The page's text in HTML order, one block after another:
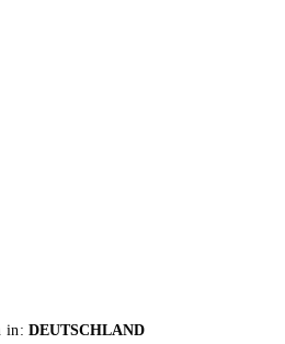
in: DEUTSCHLAND